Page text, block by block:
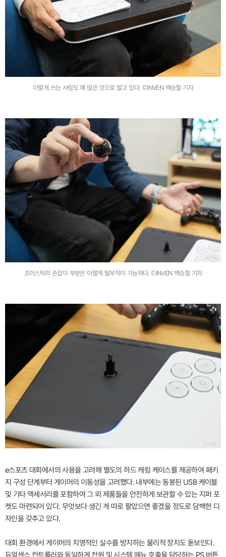
이렇게 쓰는 사람도 꽤 많은 것으로 알고 있다. ©INVEN 백승철 기자
조이스틱의 손잡이 부분은 이렇게 탈부착이 가능하다. ©INVEN 백승철 기자
e스포츠 대회에서의 사용을 고려해 별도의 하드 캐링 케이스를 제공하여 패키
지 구성 단계부터 게이머의 이동성을 고려했다. 내부에는 동봉된 USB 케이블
및 기타 액세서리를 포함하여 그 외 제품들을 안전하게 보관할 수 있는 지퍼 포
켓도 마련되어 있다. 무엇보다 생긴 게 따로 팔았으면 좋겠을 정도로 담백한 디
자인을 갖추고 있다.
대회 환경에서 게이머의 치명적인 실수를 방지하는 물리적 장치도 돋보인다.
듀얼센스 컨트롤러와 동일하게 전원 및 시스템 메뉴 호출을 담당하는 PS 버튼